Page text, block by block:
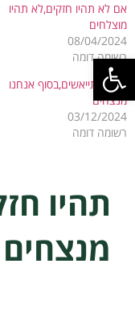
פתח סרגל
אם לא תהיו חזקים,לא תהיו
מוצלחים
08/04/2024
רשומה דומה
שלא מתייאשים,בסוף אנחנו
מנצחים
03/12/2024
רשומה דומה
תהיו
מנצחים